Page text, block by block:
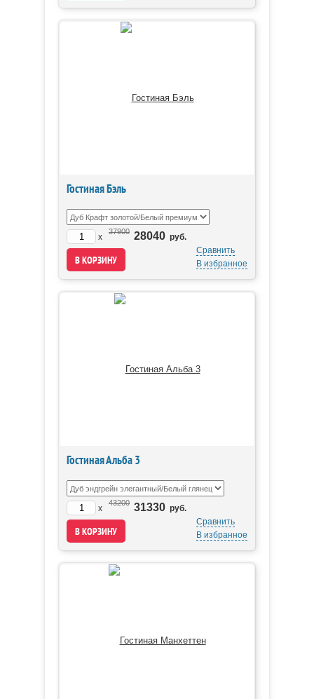
Гостиная Бэль
x
37900 28040 руб.
Сравнить
В избранное
Гостиная Альба 3
x
43200 31330 руб.
Сравнить
В избранное